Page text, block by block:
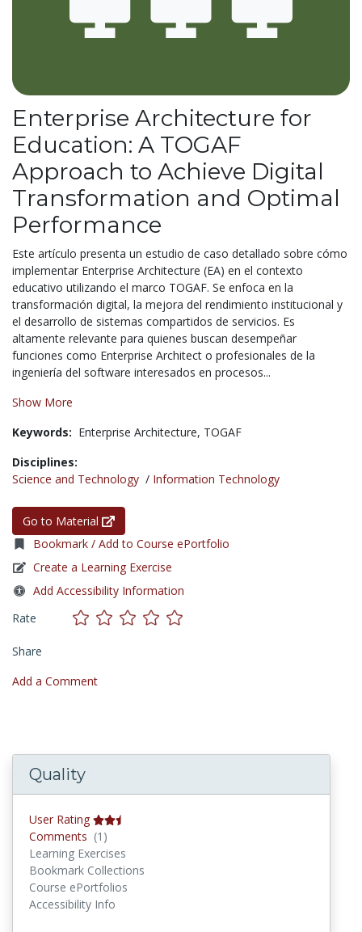
Enterprise Architecture for
Education: A TOGAF
Approach to Achieve Digital
Transformation and Optimal
Performance
Este artículo presenta un estudio de caso detallado sobre cómo
implementar Enterprise Architecture (EA) en el contexto
educativo utilizando el marco TOGAF. Se enfoca en la
transformación digital, la mejora del rendimiento institucional y
el desarrollo de sistemas compartidos de servicios. Es
altamente relevante para quienes buscan desempeñar
funciones como Enterprise Architect o profesionales de la
ingeniería del software interesados en procesos...
Show More
Keywords: Enterprise Architecture, TOGAF
Disciplines:
Science and Technology / Information Technology
Go to Material
Bookmark / Add to Course ePortfolio
Create a Learning Exercise
Add Accessibility Information
Rate
Share
Add a Comment
Quality
User Rating
Comments (1)
Learning Exercises
Bookmark Collections
Course ePortfolios
Accessibility Info